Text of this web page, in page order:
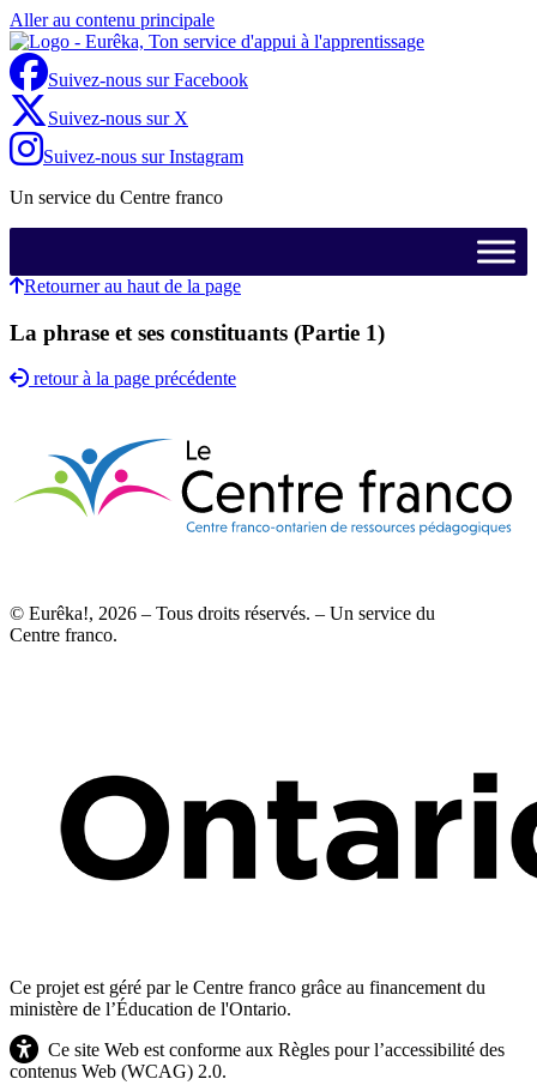
Aller au contenu principale
Suivez-nous sur Facebook
Suivez-nous sur X
Suivez-nous sur Instagram
Un service du Centre franco
Retourner au haut de la page
La phrase et ses constituants (Partie 1)
retour à la page précédente
© Eurêka!, 2026 – Tous droits réservés. – Un service du
Centre franco.
Ce projet est géré par le Centre franco grâce au financement du
ministère de l’Éducation de l'Ontario.
Ce site Web est conforme aux Règles pour l’accessibilité des
contenus Web (WCAG) 2.0.